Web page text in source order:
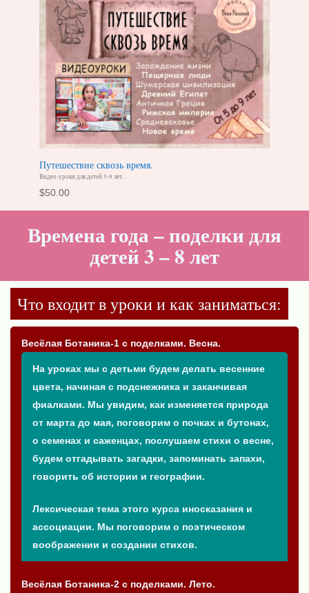
Путешествие сквозь время.
Видео-уроки для детей 5-9 лет.
$50.00
Времена года – поделки для
детей 3 – 8 лет
Что входит в уроки и как заниматься:
Весёлая Ботаника-1 с поделками. Весна.
На уроках мы с детьми будем делать весенние
цвета, начиная с подснежника и заканчивая
фиалками. Мы увидим, как изменяется природа
от марта до мая, поговорим о почках и бутонах,
о семенах и саженцах, послушаем стихи о весне,
будем отгадывать загадки, запоминать запахи,
говорить об истории и географии.
Лексическая тема этого курса иносказания и
ассоциации. Мы поговорим о поэтическом
воображении и создании стихов.
Весёлая Ботаника-2 с поделками. Лето.